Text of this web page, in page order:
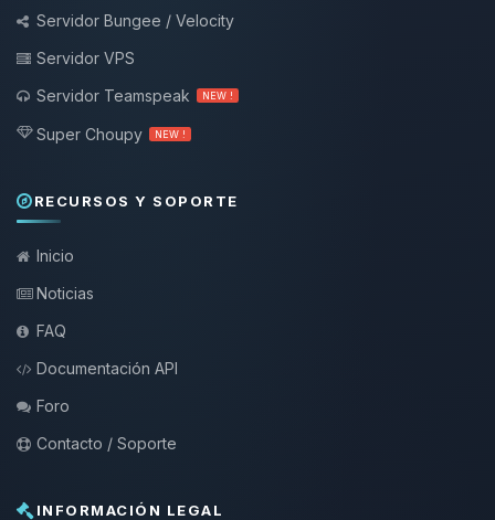
Servidor Bungee / Velocity
Servidor VPS
Servidor Teamspeak
NEW !
Super Choupy NEW !
RECURSOS Y SOPORTE
Inicio
Noticias
FAQ
Documentación API
Foro
Contacto / Soporte
INFORMACIÓN LEGAL